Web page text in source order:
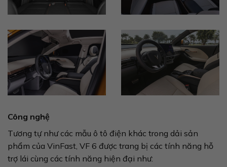
Công nghệ
Tương tự như các mẫu ô tô điện khác trong dải sản
phẩm của VinFast, VF 6 được trang bị các tính năng hỗ
trợ lái cùng các tính năng hiện đại như: